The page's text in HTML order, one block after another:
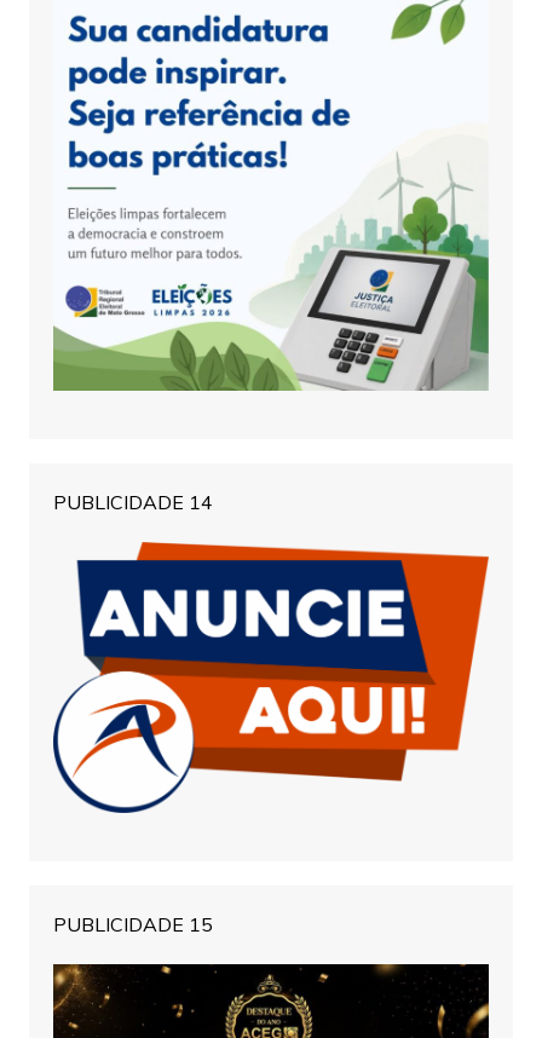
PUBLICIDADE 14
PUBLICIDADE 15